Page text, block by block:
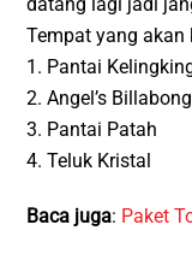
Tempat yang akan
1. Pantai
2. Angel’s Billabong
3. Pantai Patah
4. Teluk Kristal
Baca juga: Paket